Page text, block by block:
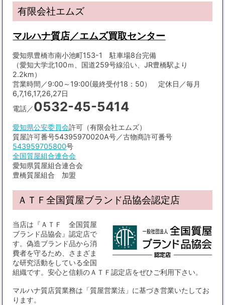
有限会社エムズ
マルハナ質店／エムズ買取センター
愛知県豊橋市南小池町153-1 駐車場8台完備
（愛知大学北100ｍ、国道259号線沿い、JR豊橋駅より
2.2km）
営業時間／9:00～19:00(最終受付18：50） 定休日／毎月
6,7,16,17,26,27日
電話／0532-45-5414
愛知県公安委員会許可（有限会社エムズ）
質屋許可番号54395970020A号／古物商許可番号
543959705800号
全国質屋組合連合会
愛知県質屋組合連合会
豊橋質屋組合 加盟
ＡＴＦ全国質屋ブランド品協会認定店
当店は『ＡＴＦ 全国質屋
ブランド品協会』認定店で
す。偽造ブランド品から消
費者を守るため、さまざま
な研究活動をしている全国
組織です。安心と信頼のＡＴＦ認定店をぜひご利用下さい。
マルハナ質店質業務は「質屋営業法」に基づき営業いたしてお
ります。